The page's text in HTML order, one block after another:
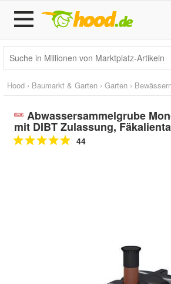
Hood › Baumarkt & Garten › Garten ›
Abwassersammelgrube
mit DIBT Zulassung,
44